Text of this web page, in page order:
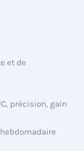
et de
précision, gain